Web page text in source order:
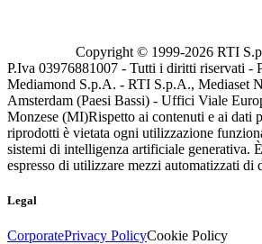
Copyright © 1999-2026 RTI
P.Iva 03976881007 - Tutti i diritti riservati -
Mediamond S.p.A. - RTI S.p.A., Mediaset
Amsterdam (Paesi Bassi) - Uffici Viale
Monzese (MI)Rispetto ai contenuti e ai dati
riprodotti è vietata ogni utilizzazione
sistemi di intelligenza artificiale generativa.
espresso di utilizzare mezzi automatizzati di
Legal
CorporatePrivacy PolicyCookie Policy